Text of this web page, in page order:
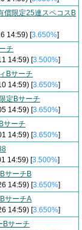
償限定25連スペコスB
14:59) [3.650%]
チ
14:59) [3.500%]
Bサーチ
14:59) [3.650%]
定Bサーチ
14:59) [3.650%]
サーチ
14:59) [3.650%]
14:59) [3.500%]
サーチB
14:59) [3.650%]
サーチA
14:59) [3.650%]
Bサーチ